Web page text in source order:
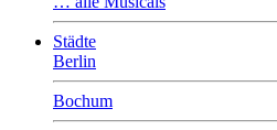
Städte
Berlin
Bochum